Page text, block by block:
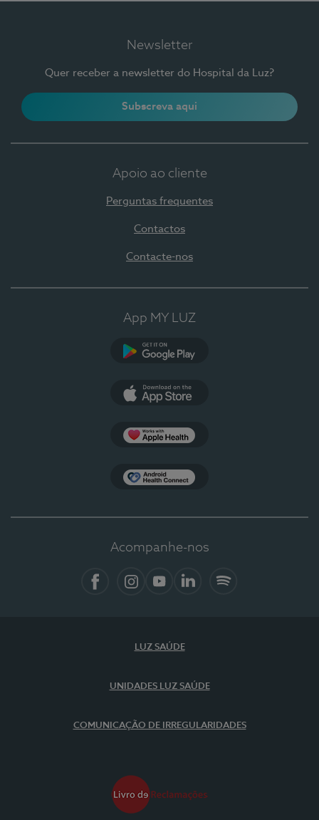
Newsletter
Quer receber a newsletter do Hospital da Luz?
Subscreva aqui
Apoio ao cliente
Perguntas frequentes
Contactos
Contacte-nos
App MY LUZ
Acompanhe-nos
LUZ SAÚDE
UNIDADES LUZ SAÚDE
COMUNICAÇÃO DE IRREGULARIDADES